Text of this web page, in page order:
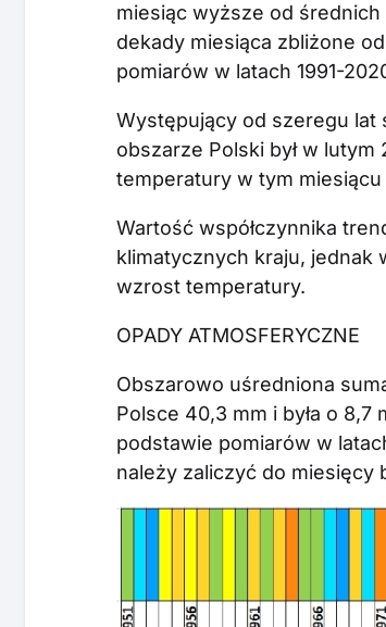
miesiąc wyższe od
dekady miesiąca zbliżone
pomiarów w latach 1991-
Występujący od szeregu
obszarze Polski był w
temperatury w tym
Wartość współczynnika
klimatycznych kraju,
wzrost temperatury.
OPADY ATMOSFERYCZNE
Obszarowo uśredniona
Polsce 40,3 mm i była o
podstawie pomiarów w
należy zaliczyć do miesięcy